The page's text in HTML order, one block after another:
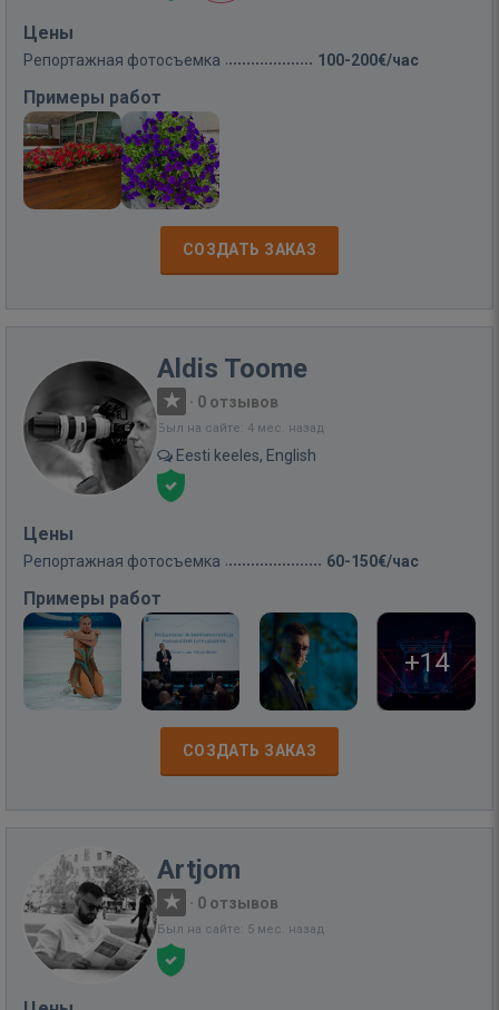
Цены
Репортажная фотосъемка 100-200€/час
Примеры работ
СОЗДАТЬ ЗАКАЗ
Aldis Toome
· 0 отзывов
Был на сайте: 4 мес. назад
Eesti keeles, English
Цены
Репортажная фотосъемка 60-150€/час
Примеры работ
+14
СОЗДАТЬ ЗАКАЗ
Artjom
· 0 отзывов
Был на сайте: 5 мес. назад